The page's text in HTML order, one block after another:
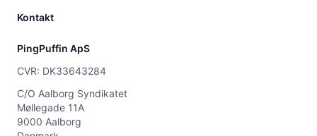
Kontakt
PingPuffin ApS
CVR: DK33643284
C/O Aalborg Syndikatet
Møllegade 11A
9000 Aalborg